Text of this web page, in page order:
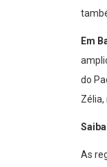
Em
do
Zélia,
As